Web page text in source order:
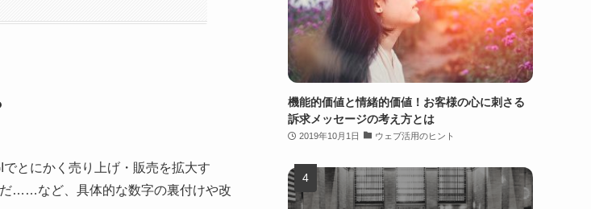
とにかく売り上げ・販売を拡大す
……など、具体的な数字の裏付けや改
機能的価値と情緒的価値！お客様の心に刺さる
訴求メッセージの考え方とは
2019年10月1日 ウェブ活用のヒント